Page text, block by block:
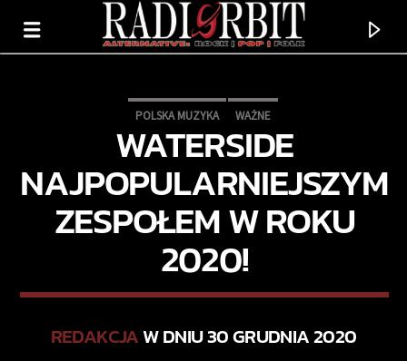
TERAZ GRAMY
POLSKA MUZYKA WAŻNE
WATERSIDE
NAJPOPULARNIEJSZYM
ZESPOŁEM W ROKU
2020!
REDAKCJAW DNIU 30 GRUDNIA 2020